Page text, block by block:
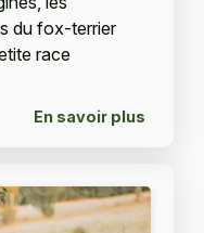
du fox-terrier
race
En savoir plus